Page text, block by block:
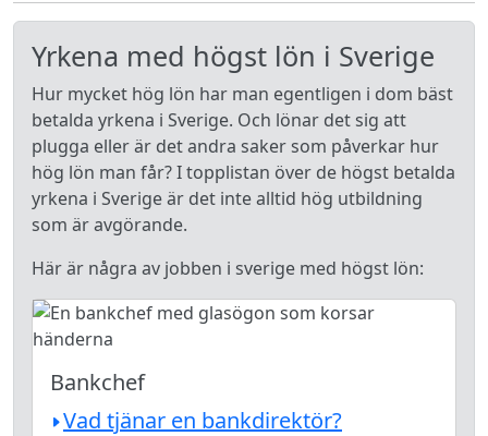
Yrkena med högst lön i Sverige
Hur mycket hög lön har man egentligen i dom bäst
betalda yrkena i Sverige. Och lönar det sig att
plugga eller är det andra saker som påverkar hur
hög lön man får? I topplistan över de högst betalda
yrkena i Sverige är det inte alltid hög utbildning
som är avgörande.
Här är några av jobben i sverige med högst lön:
Bankchef
Vad tjänar en bankdirektör?